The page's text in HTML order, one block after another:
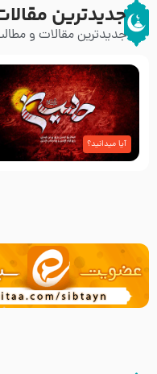
جدیدترین
جدیدترین مقالات و
آیا میدانید؟